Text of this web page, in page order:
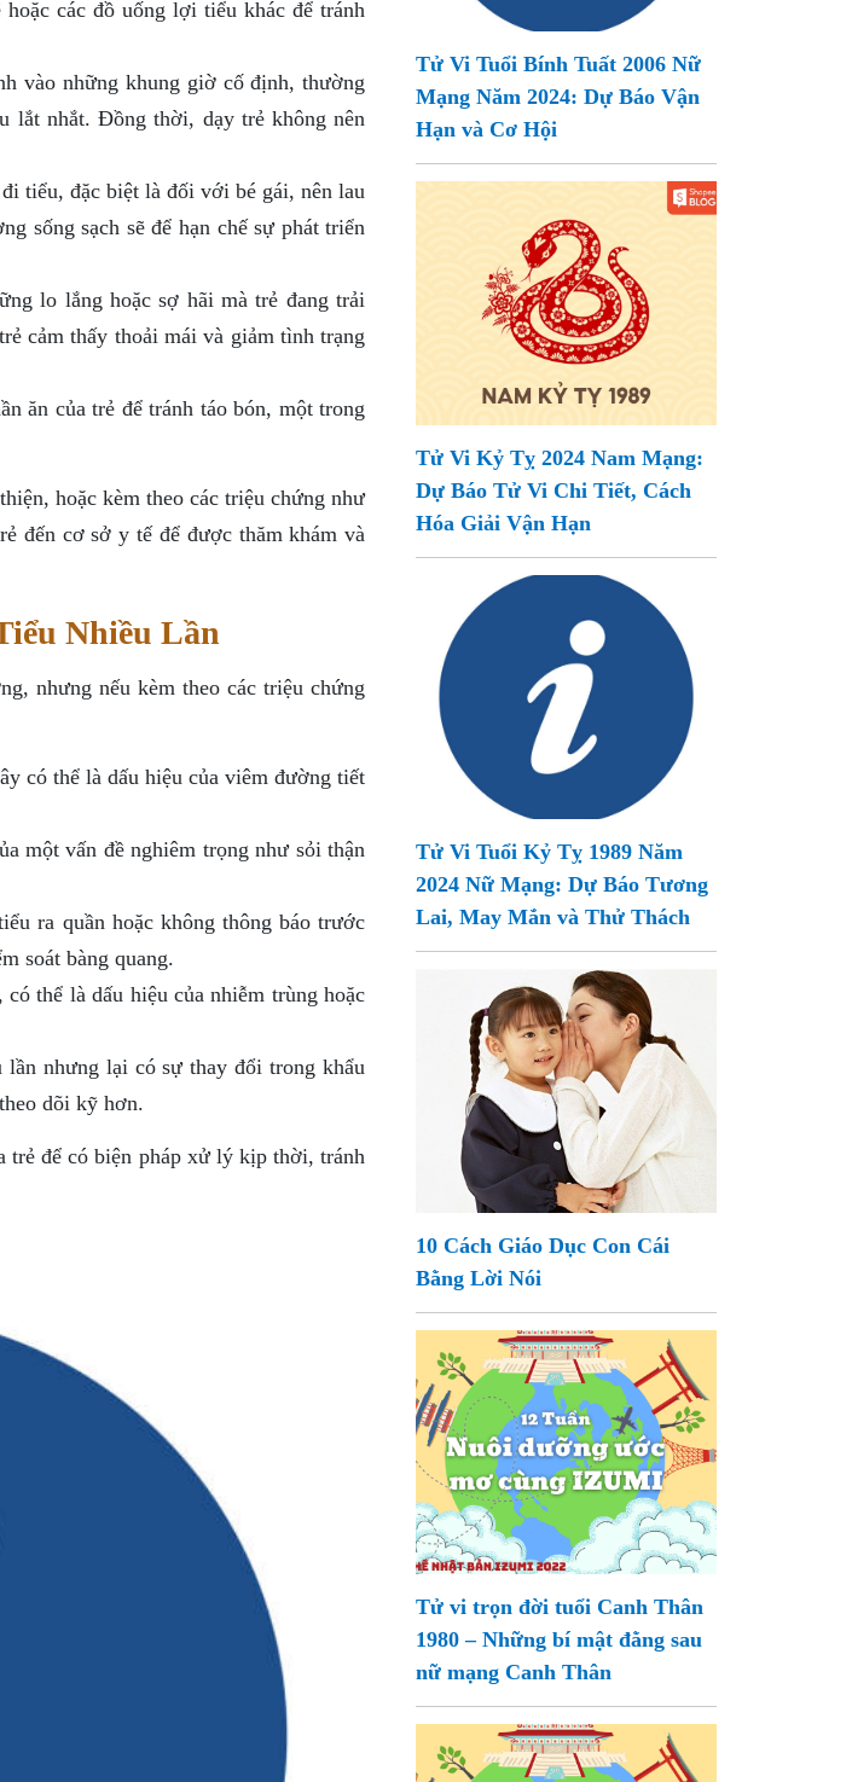
các đồ uống lợi tiểu khác để tránh
vào những khung giờ cố định, thường
lắt nhắt. Đồng thời, dạy trẻ không nên
tiểu, đặc biệt là đối với bé gái, nên lau
sống sạch sẽ để hạn chế sự phát triển
lo lắng hoặc sợ hãi mà trẻ đang trải
cảm thấy thoải mái và giảm tình trạng
ăn của trẻ để tránh táo bón, một trong
hoặc kèm theo các triệu chứng như
đến cơ sở y tế để được thăm khám và
Nhiều Lần
nhưng nếu kèm theo các triệu chứng
có thể là dấu hiệu của viêm đường tiết
một vấn đề nghiêm trọng như sỏi thận
ra quần hoặc không thông báo trước
soát bàng quang.
thể là dấu hiệu của nhiễm trùng hoặc
nhưng lại có sự thay đổi trong khẩu
dõi kỹ hơn.
trẻ để có biện pháp xử lý kịp thời, tránh
Tử Vi Tuổi Bính Tuất 2006 Nữ
Mạng Năm 2024: Dự Báo Vận
Hạn và Cơ Hội
Tử Vi Kỷ Tỵ 2024 Nam Mạng:
Dự Báo Tử Vi Chi Tiết, Cách
Hóa Giải Vận Hạn
Tử Vi Tuổi Kỷ Tỵ 1989 Năm
2024 Nữ Mạng: Dự Báo Tương
Lai, May Mắn và Thử Thách
10 Cách Giáo Dục Con Cái
Bằng Lời Nói
Tử vi trọn đời tuổi Canh Thân
1980 – Những bí mật đằng sau
nữ mạng Canh Thân